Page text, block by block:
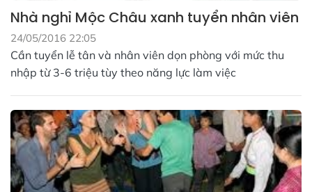
Nhà nghỉ Mộc Châu xanh tuyển nhân viên
24/05/2016 22:05
Cần tuyển lễ tân và nhân viên dọn phòng với mức thu
nhập từ 3-6 triệu tùy theo năng lực làm việc